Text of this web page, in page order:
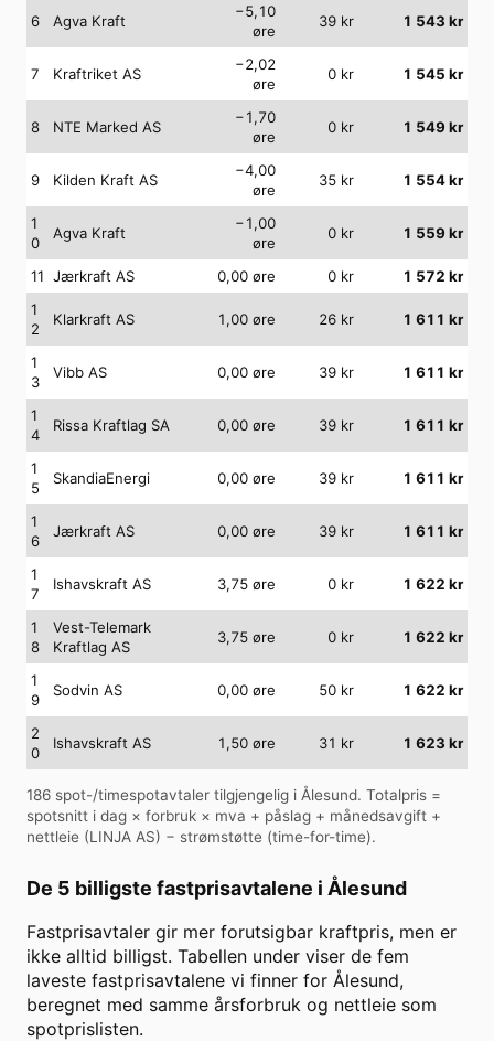
6 Agva Kraft
−5,10
øre
39 kr 1 543 kr
7 Kraftriket AS
−2,02
øre
0 kr 1 545 kr
8 NTE Marked AS
−1,70
øre
0 kr 1 549 kr
9 Kilden Kraft AS
−4,00
øre
35 kr 1 554kr
1
0
Agva Kraft
−1,00
øre
0 kr 1 559 kr
11 Jærkraft AS 0,00 øre 0 kr 1 572 kr
1
2
Klarkraft AS 1,00 øre 26 kr 1 611 kr
1
3
Vibb AS 0,00 øre 39 kr 1 611 kr
1
4
Rissa Kraftlag SA 0,00 øre 39 kr 1 611 kr
1
5
SkandiaEnergi 0,00 øre 39 kr 1 611 kr
1
6
Jærkraft AS 0,00 øre 39 kr 1 611 kr
1
7
Ishavskraft AS 3,75 øre 0 kr 1 622 kr
1
8
Vest-Telemark
Kraftlag AS
3,75 øre 0 kr 1 622 kr
1
9
Sodvin AS 0,00 øre 50 kr 1 622 kr
2
0
Ishavskraft AS 1,50 øre 31 kr 1 623 kr
186 spot-/timespotavtaler tilgjengelig i Ålesund. Totalpris =
spotsnitt i dag × forbruk × mva + påslag + månedsavgift +
nettleie (LINJA AS) − strømstøtte (time-for-time).
De 5 billigste fastprisavtalene i Ålesund
Fastprisavtaler gir mer forutsigbar kraftpris, men er
ikke alltid billigst. Tabellen under viser de fem
laveste fastprisavtalene vi finner for Ålesund,
beregnet med samme årsforbruk og nettleie som
spotprislisten.